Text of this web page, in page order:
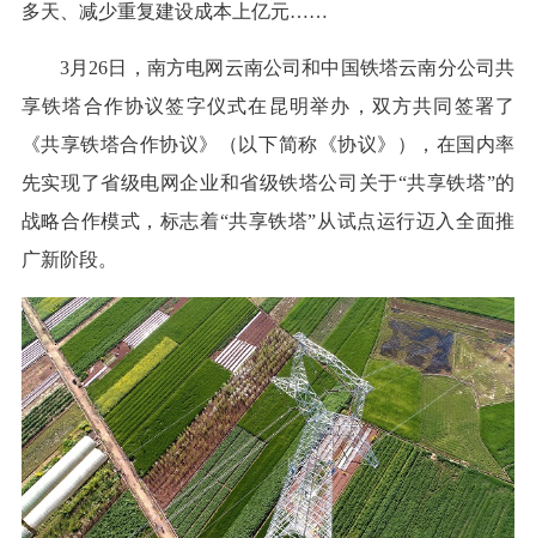
多天、减少重复建设成本上亿元……
3月26日，南方电网云南公司和中国铁塔云南分公司共
享铁塔合作协议签字仪式在昆明举办，双方共同签署了
《共享铁塔合作协议》（以下简称《协议》），在国内率
先实现了省级电网企业和省级铁塔公司关于“共享铁塔”的
战略合作模式，标志着“共享铁塔”从试点运行迈入全面推
广新阶段。